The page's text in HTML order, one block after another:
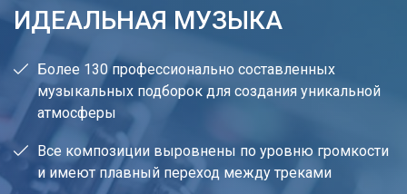
ИДЕАЛЬНАЯ МУЗЫКА
Более 130 профессионально составленных
музыкальных подборок для создания уникальной
атмосферы
Все композиции выровнены по уровню громкости
и имеют плавный переход между треками